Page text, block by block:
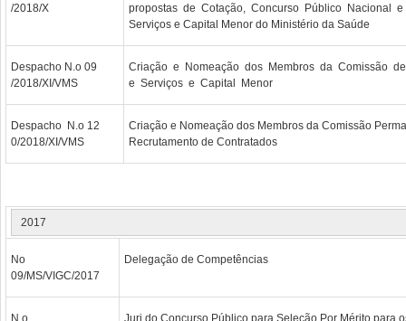
/2018/X
propostas de Cotação, Concurso Público Nacional e
Serviços e Capital Menor do Ministério da Saúde
Despacho N.o 09
/2018/XI/VMS
Criação e Nomeação dos Membros da Comissão
e Serviços e Capital Menor
Despacho N.o 12
0/2018/XI/VMS
Criação e Nomeação dos Membros da Comissão
Recrutamento de Contratados
2017
No
09/MS/VIGC/2017
Delegação de Competências
N.o
Juri do Concurso Público para Seleção Por Mérito para